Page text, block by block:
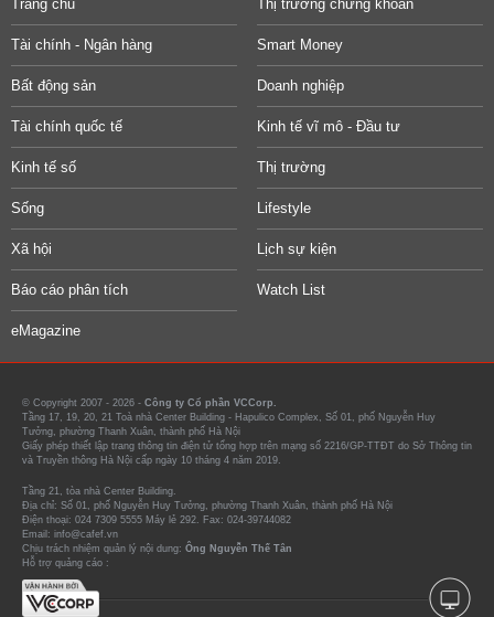
Trang chủ Thị trường chứng khoán
Tài chính - Ngân hàng Smart Money
Bất động sản Doanh nghiệp
Tài chính quốc tế Kinh tế vĩ mô - Đầu tư
Kinh tế số Thị trường
Sống Lifestyle
Xã hội Lịch sự kiện
Báo cáo phân tích Watch List
eMagazine
© Copyright 2007 - 2026 - Công ty Cổ phần VCCorp.
Tầng 17, 19, 20, 21 Toà nhà Center Building - Hapulico Complex, Số 01, phố Nguyễn Huy
Tưởng, phường Thanh Xuân, thành phố Hà Nội
Giấy phép thiết lập trang thông tin điện tử tổng hợp trên mạng số 2216/GP-TTĐT do Sở Thông tin
và Truyền thông Hà Nội cấp ngày 10 tháng 4 năm 2019.
Tầng 21, tòa nhà Center Building.
Địa chỉ: Số 01, phố Nguyễn Huy Tưởng, phường Thanh Xuân, thành phố Hà Nội
Điện thoại: 024 7309 5555 Máy lẻ 292. Fax: 024-39744082
Email: info@cafef.vn
Chịu trách nhiệm quản lý nội dung: Ông Nguyễn Thế Tân
Hỗ trợ quảng cáo :